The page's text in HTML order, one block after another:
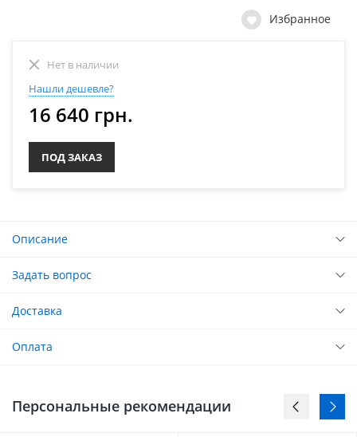
Избранное
Нет в наличии
Нашли дешевле?
16 640 грн.
ПОД ЗАКАЗ
Описание
Задать вопрос
Доставка
Оплата
Персональные рекомендации